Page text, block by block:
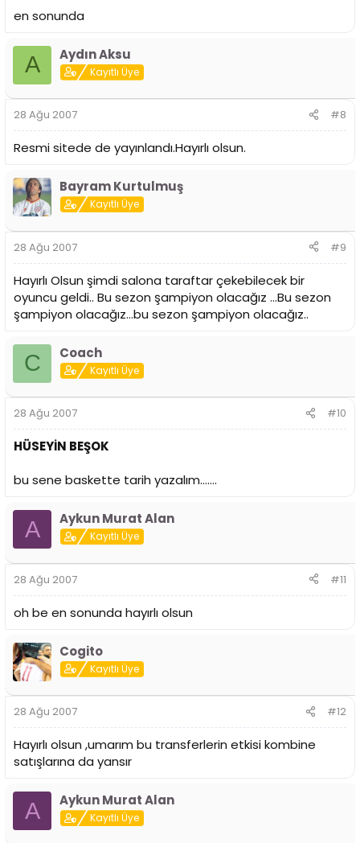
en sonunda
A Aydın Aksu
Kayıtlı Üye
28 Ağu 2007 #8
Resmi sitede de yayınlandı.Hayırlı olsun.
Bayram Kurtulmuş
Kayıtlı Üye
28 Ağu 2007 #9
Hayırlı Olsun şimdi salona taraftar çekebilecek bir
oyuncu geldi.. Bu sezon şampiyon olacağız ...Bu sezon
şampiyon olacağız...bu sezon şampiyon olacağız..
C Coach
Kayıtlı Üye
28 Ağu 2007 #10
HÜSEYİN BEŞOK
bu sene baskette tarih yazalım.......
A Aykun Murat Alan
Kayıtlı Üye
28 Ağu 2007 #11
oh be en sonunda hayırlı olsun
Cogito
Kayıtlı Üye
28 Ağu 2007 #12
Hayırlı olsun ,umarım bu transferlerin etkisi kombine
satışlarına da yansır
A Aykun Murat Alan
Kayıtlı Üye